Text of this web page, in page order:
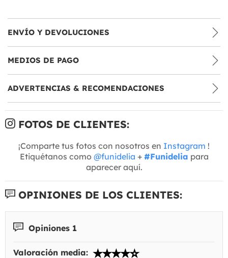
ENVÍO Y DEVOLUCIONES
MEDIOS DE PAGO
ADVERTENCIAS & RECOMENDACIONES
FOTOS DE CLIENTES:
¡Comparte tus fotos con nosotros en Instagram !
Etiquétanos como @funidelia + #Funidelia para
aparecer aquí.
OPINIONES DE LOS CLIENTES:
Opiniones 1
Valoración media: